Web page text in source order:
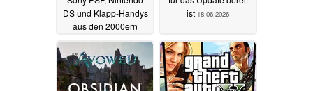
DS und Klapp-Handys
aus den 2000ern
reparieren19.06.2026
ist 18.06.2026